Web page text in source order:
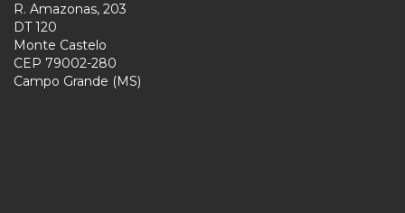
R. Amazonas, 203
DT 120
Monte Castelo
CEP 79002-280
Campo Grande (MS)